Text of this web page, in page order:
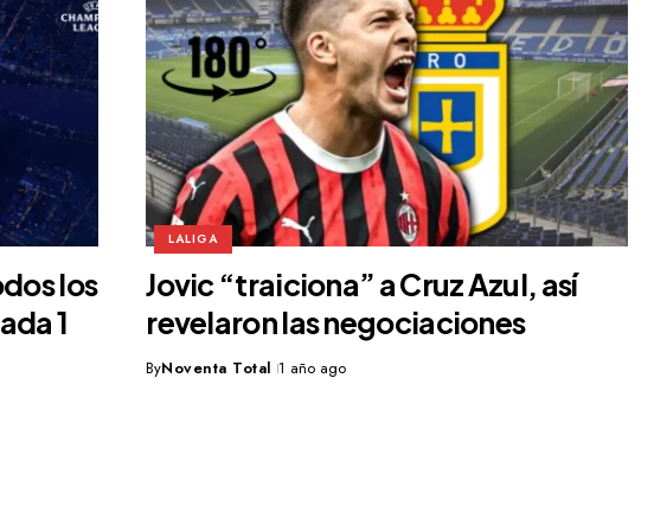
los
1
LALIGA
Jovic “traiciona” a Cruz Azul, así
revelaron las negociaciones
ByNoventa Total 1 año ago